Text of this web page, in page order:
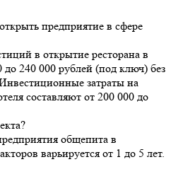
предприятие в сфере
в открытие ресторана в
до 240 000 рублей (под ключ) без
затраты на
составляют от 200 000 до
общепита в
варьируется от 1 до 5 лет.